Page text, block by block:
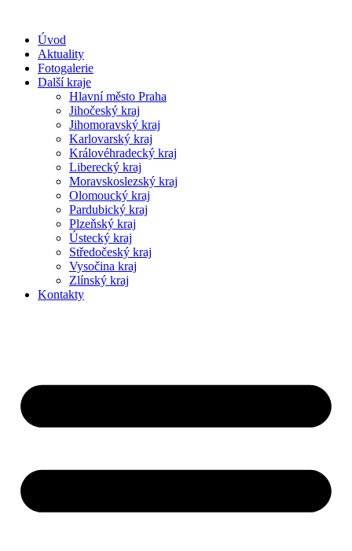
Úvod
Aktuality
Fotogalerie
Další kraje
Hlavní město Praha
Jihočeský kraj
Jihomoravský kraj
Karlovarský kraj
Královéhradecký kraj
Liberecký kraj
Moravskoslezský kraj
Olomoucký kraj
Pardubický kraj
Plzeňský kraj
Ústecký kraj
Středočeský kraj
Vysočina kraj
Zlínský kraj
Kontakty